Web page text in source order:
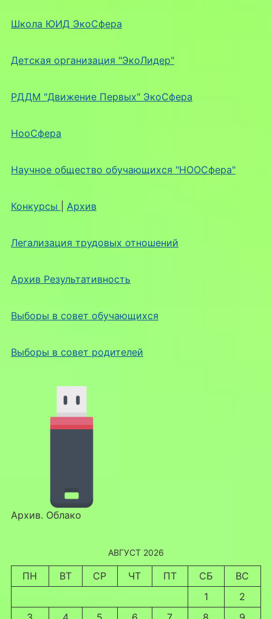
Школа ЮИД ЭкоСфера
Детская организация "ЭкоЛидер"
РДДМ "Движение Первых" ЭкоСфера
НооСфера
Научное общество обучающихся "НООСфера"
Конкурсы Архив
Легализация трудовых отношений
Архив Результативность
Выборы в совет обучающихся
Выборы в совет родителей
Архив. Облако
АВГУСТ 2026
ПН ВТ СР ЧТ ПТ СБ
ВС
1
2